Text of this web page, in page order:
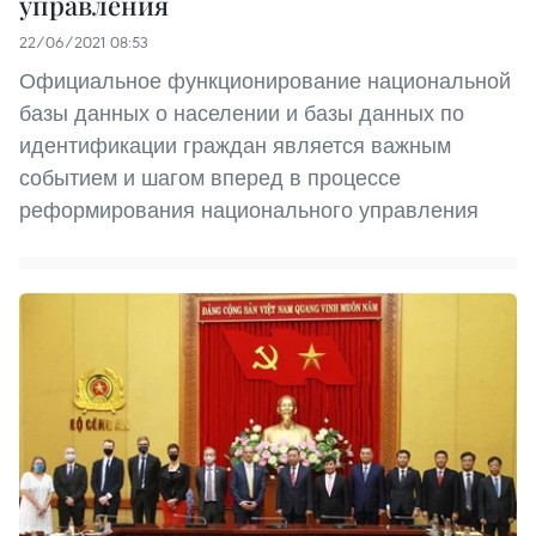
22/06/2021 08:53
Официальное функционирование национальной
базы данных о населении и базы данных по
идентификации граждан является важным
событием и шагом вперед в процессе
реформирования национального управления